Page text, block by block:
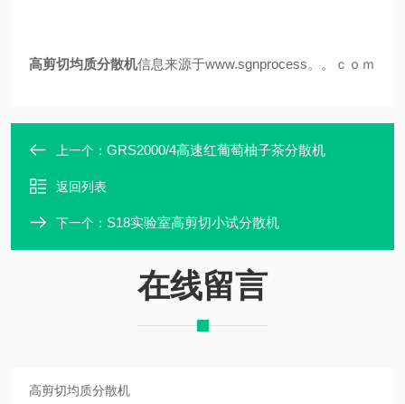
高剪切均质分散机信息来源于www.sgnprocess。。ｃｏｍ
上一个： GRS2000/4高速红葡萄柚子茶分散机
返回列表
下一个： S18实验室高剪切小试分散机
在线留言